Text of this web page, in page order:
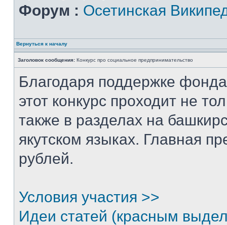
Форум : Осетинская
Вернуться к началу
Заголовок сообщения: Конкурс про социальное предпринимательство
Благодаря поддержке
этот конкурс проходит не
также в разделах на
якутском языках. Главная
рублей.
Условия участия >>
Идеи статей (красным